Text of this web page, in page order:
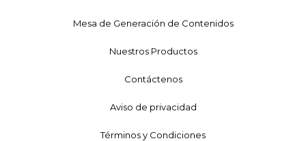
Mesa de Generación de Contenidos
Nuestros Productos
Contáctenos
Aviso de privacidad
Términos y Condiciones